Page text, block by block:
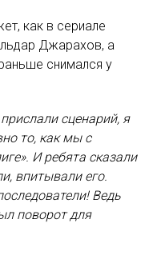
как в сериале
Джарахов, а
снимался у
сценарий, я
то, как мы с
И ребята сказали
впитывали его.
Ведь
поворот для